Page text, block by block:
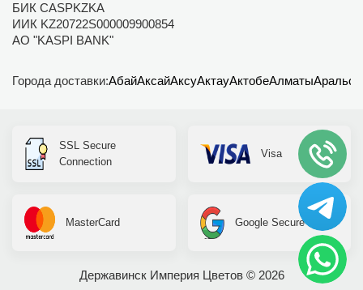
БИК CASPKZKA
ИИК KZ20722S000009900854
АО "KASPI BANK"
Города доставки:АбайАксайАксуАктауАктобеАлматыАральск
Державинск Империя Цветов © 2026
SSL Secure
Connection
Visa
MasterCard Google Secure